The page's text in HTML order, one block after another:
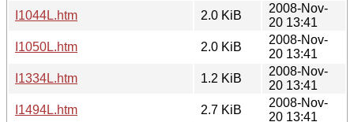
I1044L.htm
2.0 KiB
2008-Nov-
20 13:41
I1050L.htm
2.0 KiB
2008-Nov-
20 13:41
I1334L.htm
1.2 KiB
2008-Nov-
20 13:41
I1494L.htm
2.7 KiB
2008-Nov-
20 13:41